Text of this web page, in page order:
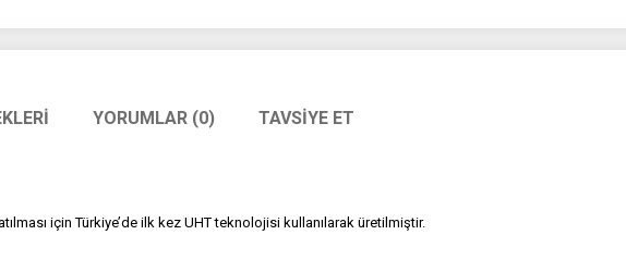
YORUMLAR (0) TAVSIYE ET
için Türkiye’de ilk kez UHT teknolojisi kullanılarak üretilmiştir.